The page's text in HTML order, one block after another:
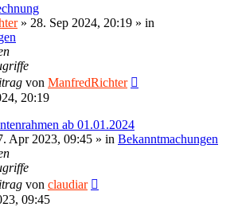
» 28. Sep 2024, 20:19 » in
von ManfredRichter
20:19
ab 01.01.2024
Apr 2023, 09:45 » in Bekanntmachungen
von claudiar
09:45